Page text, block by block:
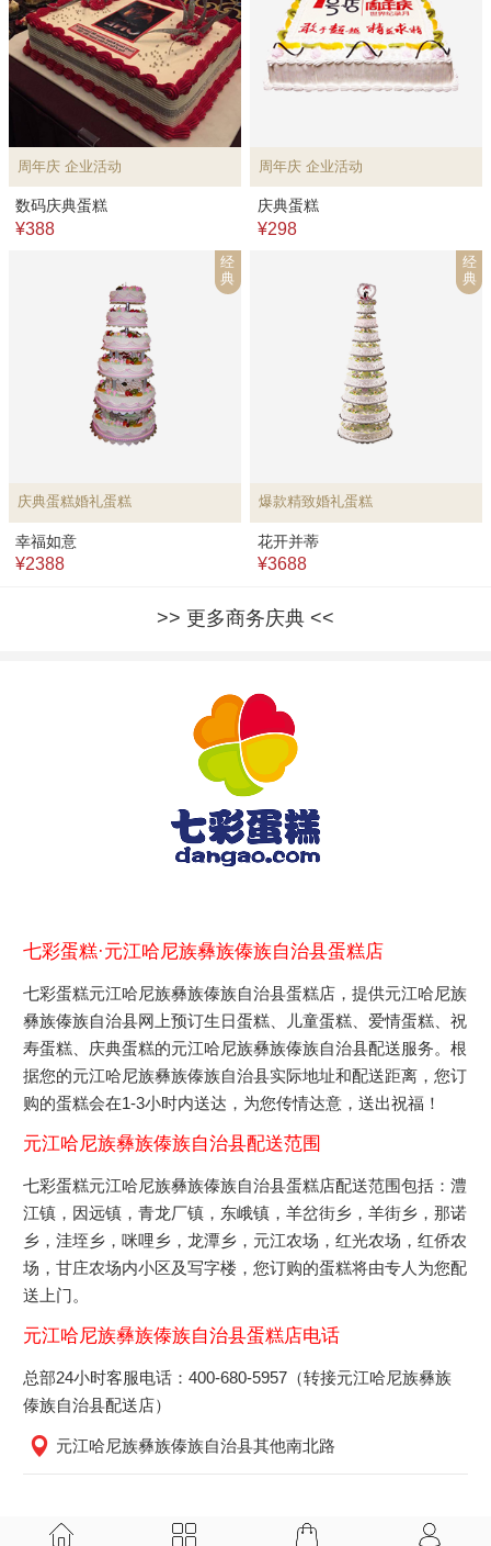
周年庆 企业活动
数码庆典蛋糕
¥388
周年庆 企业活动
庆典蛋糕
¥298
庆典蛋糕婚礼蛋糕
经
典
幸福如意
¥2388
爆款精致婚礼蛋糕
经
典
花开并蒂
¥3688
更多商务庆典
七彩蛋糕·元江哈尼族彝族傣族自治县蛋糕店
七彩蛋糕元江哈尼族彝族傣族自治县蛋糕店，提供元江哈尼族
彝族傣族自治县网上预订生日蛋糕、儿童蛋糕、爱情蛋糕、祝
寿蛋糕、庆典蛋糕的元江哈尼族彝族傣族自治县配送服务。根
据您的元江哈尼族彝族傣族自治县实际地址和配送距离，您订
购的蛋糕会在1-3小时内送达，为您传情达意，送出祝福！
元江哈尼族彝族傣族自治县配送范围
七彩蛋糕元江哈尼族彝族傣族自治县蛋糕店配送范围包括：澧
江镇，因远镇，青龙厂镇，东峨镇，羊岔街乡，羊街乡，那诺
乡，洼垤乡，咪哩乡，龙潭乡，元江农场，红光农场，红侨农
场，甘庄农场内小区及写字楼，您订购的蛋糕将由专人为您配
送上门。
元江哈尼族彝族傣族自治县蛋糕店电话
总部24小时客服电话：400-680-5957（转接元江哈尼族彝族
傣族自治县配送店）
元江哈尼族彝族傣族自治县其他南北路